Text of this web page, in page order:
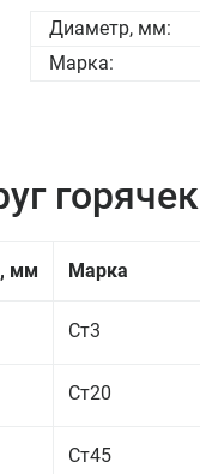
Диаметр, мм:
Марка:
мм Марка
Ст3
Ст20
Ст45